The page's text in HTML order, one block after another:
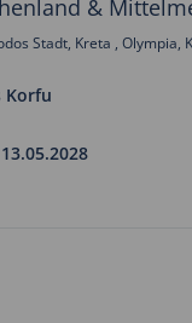
&
Stadt, Kreta , Olympia,
Korfu